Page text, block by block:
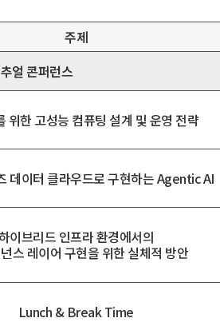
주제
얼 콘퍼런스
위한 고성능 컴퓨팅 설계 및 운영 전략
데이터 클라우드로 구현하는 Agentic AI
이브리드 인프라 환경에서의
스 레이어 구현을 위한 실체적 방안
Lunch & Break Time